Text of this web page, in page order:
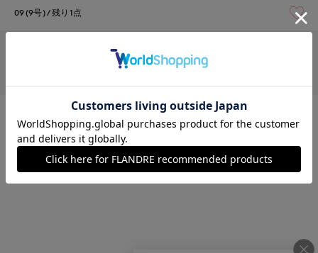
09(9号) 残り1点
在庫なし
09(9号) 残り1点